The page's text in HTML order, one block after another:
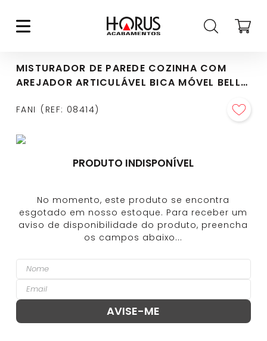
MISTURADOR DE PAREDE COZINHA COM
AREJADOR ARTICULÁVEL BICA MÓVEL BELLA
FANI REF: 08414
PRODUTO INDISPONÍVEL